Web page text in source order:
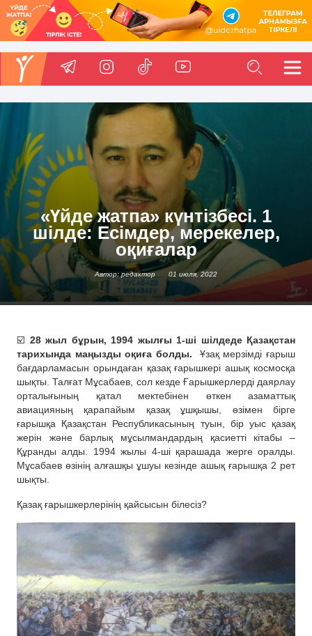
«Үйде жатпа» күнтізбесі. 1
шілде: Есімдер, мерекелер,
оқиғалар
Автор: редактор 01 июля, 2022
☑️ 28 жыл бұрын, 1994 жылғы 1-ші шілдеде Қазақстан
тарихында маңызды оқиға болды.
Ұзақ мерзімді ғарыш
бағдарламасын орындаған қазақ ғарышкері ашық космосқа
шықты. Талғат Мұсабаев, сол кезде Ғарышкерлерді даярлау
орталығының қатал мектебінен өткен азаматтық
авиацияның қарапайым қазақ ұшқышы, өзімен бірге
ғарышқа Қазақстан Республикасының туын, бір уыс қазақ
жерін және барлық мұсылмандардың қасиетті кітабы –
Құранды алды. 1994 жылы 4-ші қарашада жерге оралды.
Мұсабаев өзінің алғашқы ұшуы кезінде ашық ғарышқа 2 рет
шықты.
Қазақ ғарышкерлерінің қайсысын білесіз?